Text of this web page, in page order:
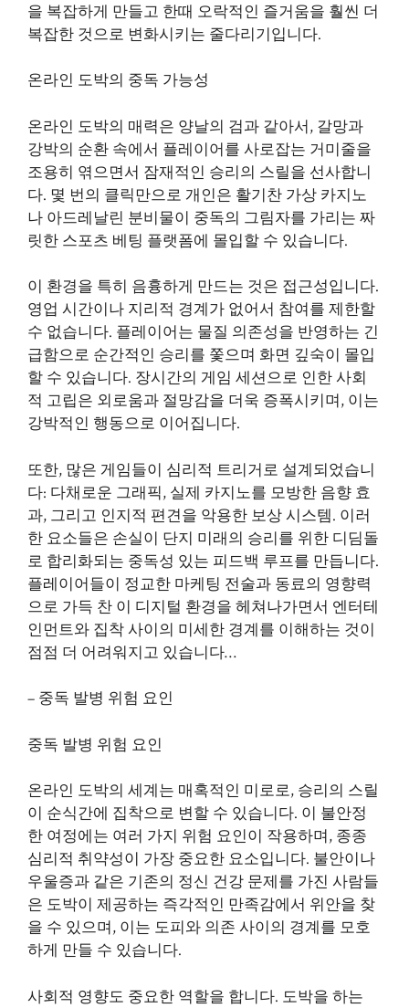
을 복잡하게 만들고 한때 오락적인 즐거움을 훨씬 더
복잡한 것으로 변화시키는 줄다리기입니다.
온라인 도박의 중독 가능성
온라인 도박의 매력은 양날의 검과 같아서, 갈망과
강박의 순환 속에서 플레이어를 사로잡는 거미줄을
조용히 엮으면서 잠재적인 승리의 스릴을 선사합니
다. 몇 번의 클릭만으로 개인은 활기찬 가상 카지노
나 아드레날린 분비물이 중독의 그림자를 가리는 짜
릿한 스포츠 베팅 플랫폼에 몰입할 수 있습니다.
이 환경을 특히 음흉하게 만드는 것은 접근성입니다.
영업 시간이나 지리적 경계가 없어서 참여를 제한할
수 없습니다. 플레이어는 물질 의존성을 반영하는 긴
급함으로 순간적인 승리를 쫓으며 화면 깊숙이 몰입
할 수 있습니다. 장시간의 게임 세션으로 인한 사회
적 고립은 외로움과 절망감을 더욱 증폭시키며, 이는
강박적인 행동으로 이어집니다.
또한, 많은 게임들이 심리적 트리거로 설계되었습니
다: 다채로운 그래픽, 실제 카지노를 모방한 음향 효
과, 그리고 인지적 편견을 악용한 보상 시스템. 이러
한 요소들은 손실이 단지 미래의 승리를 위한 디딤돌
로 합리화되는 중독성 있는 피드백 루프를 만듭니다.
플레이어들이 정교한 마케팅 전술과 동료의 영향력
으로 가득 찬 이 디지털 환경을 헤쳐나가면서 엔터테
인먼트와 집착 사이의 미세한 경계를 이해하는 것이
점점 더 어려워지고 있습니다…
– 중독 발병 위험 요인
중독 발병 위험 요인
온라인 도박의 세계는 매혹적인 미로로, 승리의 스릴
이 순식간에 집착으로 변할 수 있습니다. 이 불안정
한 여정에는 여러 가지 위험 요인이 작용하며, 종종
심리적 취약성이 가장 중요한 요소입니다. 불안이나
우울증과 같은 기존의 정신 건강 문제를 가진 사람들
은 도박이 제공하는 즉각적인 만족감에서 위안을 찾
을 수 있으며, 이는 도피와 의존 사이의 경계를 모호
하게 만들 수 있습니다.
사회적 영향도 중요한 역할을 합니다. 도박을 하는